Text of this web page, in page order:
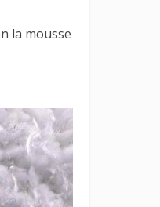
la mousse